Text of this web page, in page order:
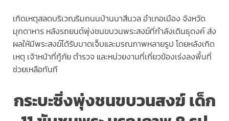
เกิดเหตุสลดบริเวณริมถนนบ้านนาสีนวล อำเภอเมือง จังหวัด
มุกดาหาร หลังรถยนต์พุ่งชนขบวนพระสงฆ์ที่กำลังเดินธุดงค์ ส่ง
ผลให้มีพระสงฆ์ได้รับบาดเจ็บและมรณภาพหลายรูป โดยหลังเกิด
เหตุ เจ้าหน้าที่กู้ภัย ตำรวจ และหน่วยงานที่เกี่ยวข้องเร่งลงพื้นที่
ช่วยเหลือทันที
กระบะซิ่งพุ่งชนขบวนสงฆ์ เด็ก